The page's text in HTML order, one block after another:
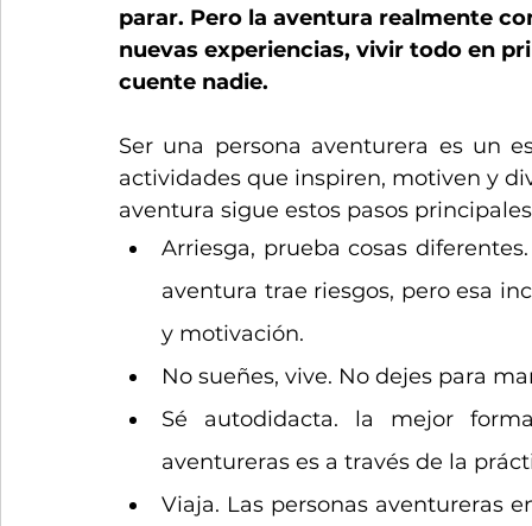
parar. Pero la aventura realmente
nuevas experiencias, vivir todo en
cuente nadie.
Ser una persona aventurera es un
actividades que inspiren, motiven y
aventura sigue estos pasos
Arriesga, prueba cosas
aventura trae riesgos, pero esa
y motivación.
No sueñes, vive. No dejes para
Sé autodidacta. la mejor
aventureras es a través de la
Viaja. Las personas aventureras